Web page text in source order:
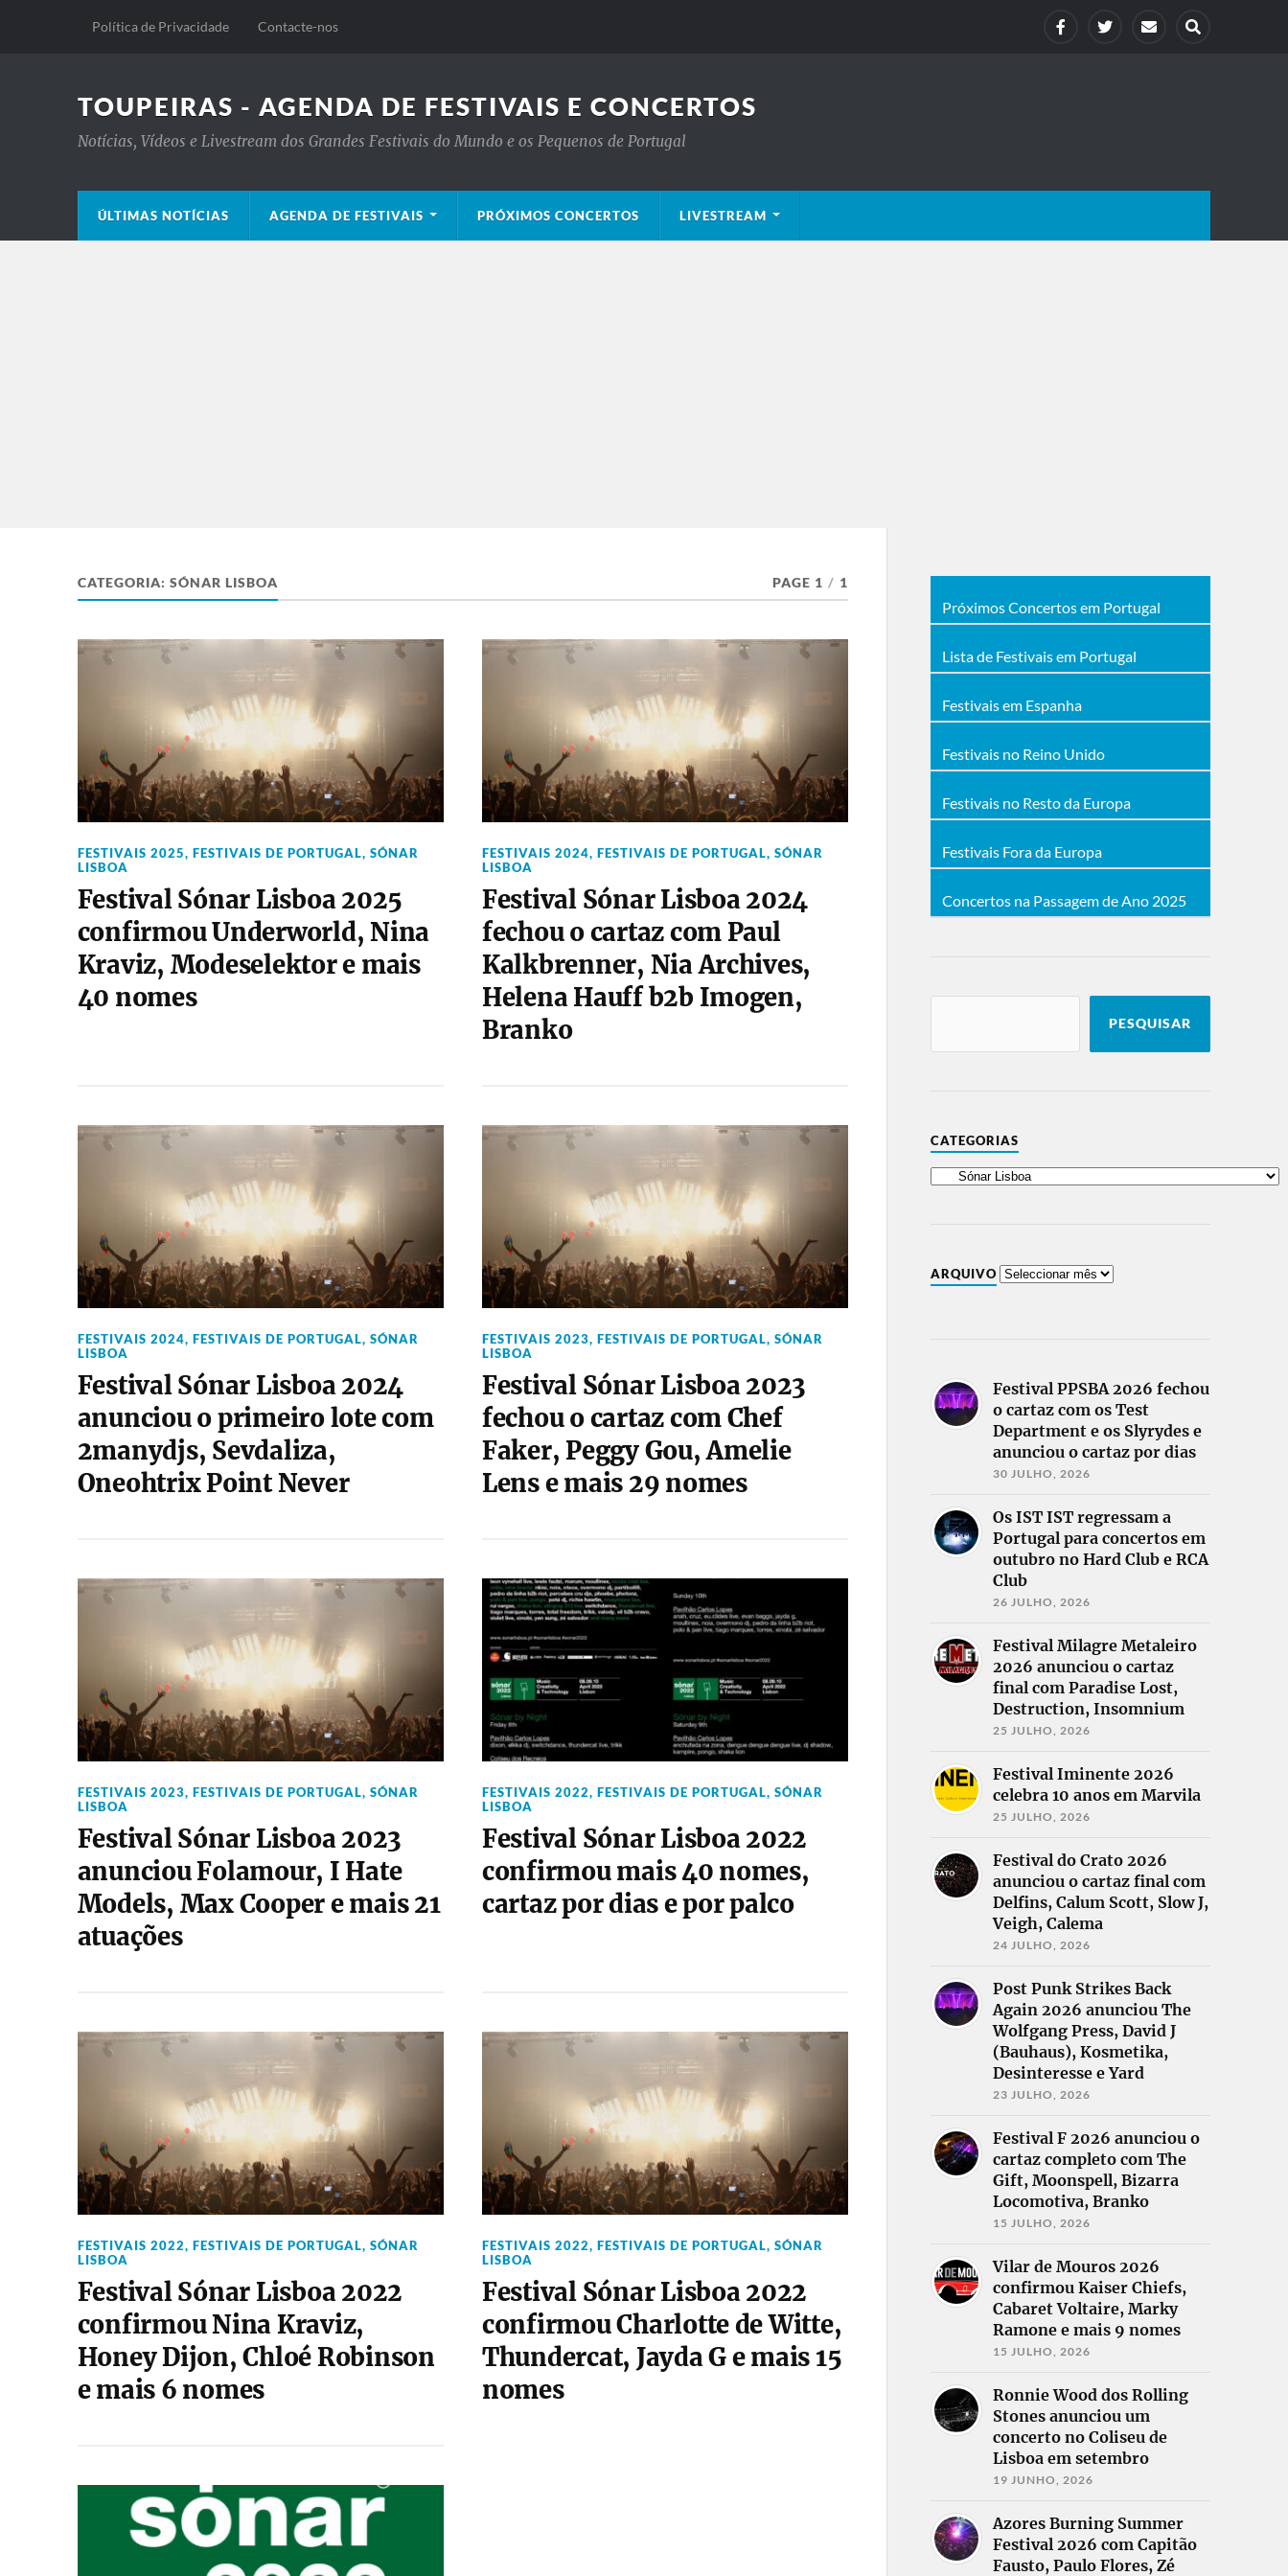
Política de Privacidade Contacte-nos
TOUPEIRAS - AGENDA DE FESTIVAIS E CONCERTOS
Notícias, Vídeos e Livestream dos Grandes Festivais do Mundo e os Pequenos de Portugal
ÚLTIMAS NOTÍCIAS AGENDA DE FESTIVAIS PRÓXIMOS CONCERTOS LIVESTREAM
CATEGORIA: SÓNAR LISBOA PAGE 1 / 1
FESTIVAIS 2025, FESTIVAIS DE PORTUGAL, SÓNAR
LISBOA
Festival Sónar Lisboa 2025
confirmou Underworld, Nina
Kraviz, Modeselektor e mais
40 nomes
FESTIVAIS 2024, FESTIVAIS DE PORTUGAL, SÓNAR
LISBOA
Festival Sónar Lisboa 2024
fechou o cartaz com Paul
Kalkbrenner, Nia Archives,
Helena Hauff b2b Imogen,
Branko
FESTIVAIS 2024, FESTIVAIS DE PORTUGAL, SÓNAR
LISBOA
Festival Sónar Lisboa 2024
anunciou o primeiro lote com
2manydjs, Sevdaliza,
Oneohtrix Point Never
FESTIVAIS 2023, FESTIVAIS DE PORTUGAL, SÓNAR
LISBOA
Festival Sónar Lisboa 2023
fechou o cartaz com Chef
Faker, Peggy Gou, Amelie
Lens e mais 29 nomes
FESTIVAIS 2023, FESTIVAIS DE PORTUGAL, SÓNAR
LISBOA
Festival Sónar Lisboa 2023
anunciou Folamour, I Hate
Models, Max Cooper e mais 21
atuações
FESTIVAIS 2022, FESTIVAIS DE PORTUGAL, SÓNAR
LISBOA
Festival Sónar Lisboa 2022
confirmou mais 40 nomes,
cartaz por dias e por palco
FESTIVAIS 2022, FESTIVAIS DE PORTUGAL, SÓNAR
LISBOA
Festival Sónar Lisboa 2022
confirmou Nina Kraviz,
Honey Dijon, Chloé Robinson
e mais 6 nomes
FESTIVAIS 2022, FESTIVAIS DE PORTUGAL, SÓNAR
LISBOA
Festival Sónar Lisboa 2022
confirmou Charlotte de Witte,
Thundercat, Jayda G e mais 15
nomes
Próximos Concertos em Portugal
Lista de Festivais em Portugal
Festivais em Espanha
Festivais no Reino Unido
Festivais no Resto da Europa
Festivais Fora da Europa
Concertos na Passagem de Ano 2025
PESQUISAR
CATEGORIAS
ARQUIVO
Festival PPSBA 2026 fechou
o cartaz com os Test
Department e os Slyrydes e
anunciou o cartaz por dias
30 JULHO, 2026
Os IST IST regressam a
Portugal para concertos em
outubro no Hard Club e RCA
Club
26 JULHO, 2026
Festival Milagre Metaleiro
2026 anunciou o cartaz
final com Paradise Lost,
Destruction, Insomnium
25 JULHO, 2026
Festival Iminente 2026
celebra 10 anos em Marvila
25 JULHO, 2026
Festival do Crato 2026
anunciou o cartaz final com
Delfins, Calum Scott, Slow J,
Veigh, Calema
24 JULHO, 2026
Post Punk Strikes Back
Again 2026 anunciou The
Wolfgang Press, David J
(Bauhaus), Kosmetika,
Desinteresse e Yard
23 JULHO, 2026
Festival F 2026 anunciou o
cartaz completo com The
Gift, Moonspell, Bizarra
Locomotiva, Branko
15 JULHO, 2026
Vilar de Mouros 2026
confirmou Kaiser Chiefs,
Cabaret Voltaire, Marky
Ramone e mais 9 nomes
15 JULHO, 2026
Ronnie Wood dos Rolling
Stones anunciou um
concerto no Coliseu de
Lisboa em setembro
19 JUNHO, 2026
Azores Burning Summer
Festival 2026 com Capitão
Fausto, Paulo Flores, Zé